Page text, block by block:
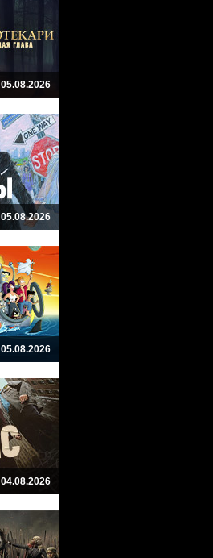
05.08.2026
05.08.2026
05.08.2026
04.08.2026